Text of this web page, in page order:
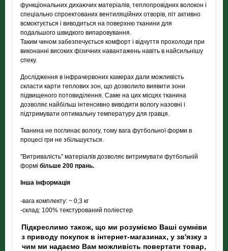
функціональних дихаючих матеріалів, теплопровідних волокон і
спеціально спроектованих вентиляційних отворів, піт активно
всмоктується і виводиться на поверхню тканини для
подальшого швидкого випаровування.
Таким чином забезпечується комфорт і відчуття прохолоди при
виконанні високих фізичних навантажень навіть в найсильнішу
спеку.
Дослідження в інфрачервоних камерах дали можливість
скласти карти теплових зон, що дозволило виявити зони
підвищеного потовиділення. Саме на цих місцях тканина
дозволяє найбільш інтенсивно виводити вологу назовні і
підтримувати оптимальну температуру для гравця.
Тканина не поглинає вологу, тому вага футбольної форми в
процесі гри не збільшується.
"Витривалість" матеріалів дозволяє витримувати футбольній
формібільше 200 прань.
Інша інформація
-вага комплекту: ~ 0,3 кг
-склад: 100% текстурований поліестер
Підкреслимо також, що ми розуміємо Ваші сумніви
з приводу покупок в інтернет-магазинах, у зв'язку з
чим ми надаємо Вам можливість повертати товар,